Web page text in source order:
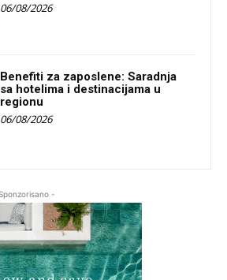
06/08/2026
Benefiti za zaposlene: Saradnja
sa hotelima i destinacijama u
regionu
06/08/2026
-